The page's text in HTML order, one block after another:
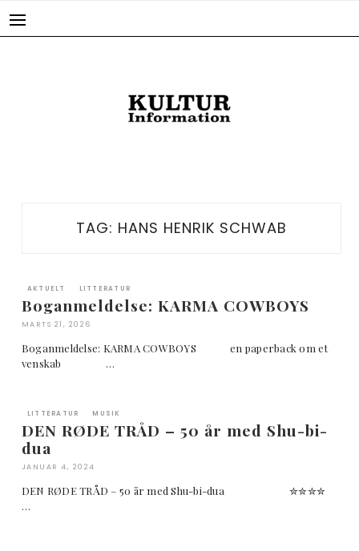
TAG: HANS HENRIK SCHWAB
AKTUELT LITTERATUR
Boganmeldelse: KARMA COWBOYS
MARTS 21, 2026
Boganmeldelse: KARMA COWBOYS en paperback om et
venskab …
LITTERATUR MUSIK
DEN RØDE TRÅD – 50 år med Shu-bi-
dua
JANUAR 4, 2024
DEN RØDE TRÅD – 50 år med Shu-bi-dua ✮✮✮✮
…